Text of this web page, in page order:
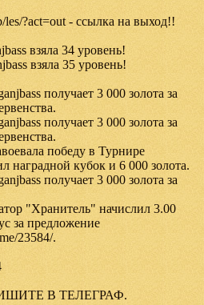
les/?act=out - ссылка на выход!!
взяла 34 уровень!
взяла 35 уровень!
получает 3 000 золота за
получает 3 000 золота за
победу в Турнире
наградной кубок и 6 000 золота.
получает 3 000 золота за
"Хранитель" начислил 3.00
за предложение
23584/.
В ТЕЛЕГРАФ.